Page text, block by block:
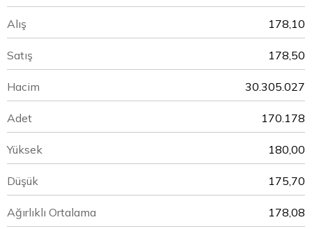
Alış 178,10
Satış 178,50
Hacim 30.305.027
Adet 170.178
Yüksek 180,00
Düşük 175,70
Ağırlıklı Ortalama 178,08